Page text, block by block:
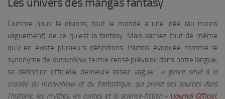
Comme nous le disions, tout le monde a une idée (au moins
vaguement) de ce qu’est la fantasy. Mais sachez tout de même
qu’il en existe plusieurs définitions. Parfois évoquée comme le
synonyme de merveilleux,terme censé prévaloir dans notre langue,
sa définition officielle demeure assez vague : « genre situé à la
croisée du merveilleux et du fantastique, qui prend ses sources dans
l’histoire, les mythes, les contes et la science-fiction» (Journal Officiel,